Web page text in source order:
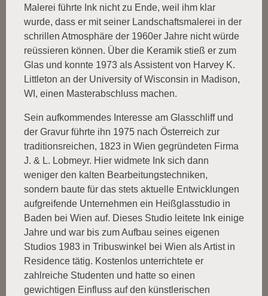
Malerei führte Ink nicht zu Ende, weil ihm klar
wurde, dass er mit seiner Landschaftsmalerei in der
schrillen Atmosphäre der 1960er Jahre nicht würde
reüssieren können. Über die Keramik stieß er zum
Glas und konnte 1973 als Assistent von Harvey K.
Littleton an der University of Wisconsin in Madison,
WI, einen Masterabschluss machen.
Sein aufkommendes Interesse am Glasschliff und
der Gravur führte ihn 1975 nach Österreich zur
traditionsreichen, 1823 in Wien gegründeten Firma
J. & L. Lobmeyr. Hier widmete Ink sich dann
weniger den kalten Bearbeitungstechniken,
sondern baute für das stets aktuelle Entwicklungen
aufgreifende Unternehmen ein Heißglasstudio in
Baden bei Wien auf. Dieses Studio leitete Ink einige
Jahre und war bis zum Aufbau seines eigenen
Studios 1983 in Tribuswinkel bei Wien als Artist in
Residence tätig. Kostenlos unterrichtete er
zahlreiche Studenten und hatte so einen
gewichtigen Einfluss auf den künstlerischen